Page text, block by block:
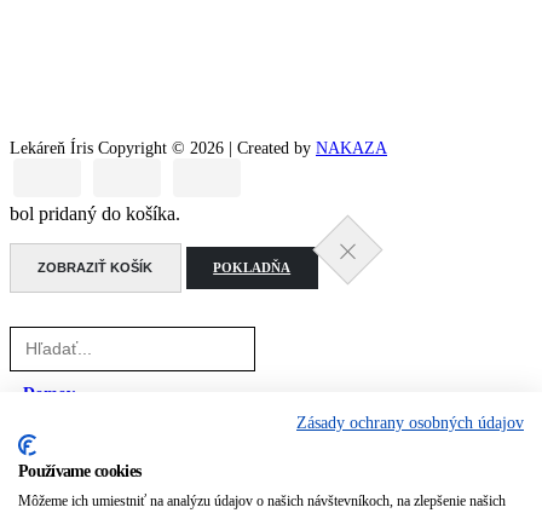
Lekáreň Íris Copyright © 2026 | Created by NAKAZA
bol pridaný do košíka.
ZOBRAZIŤ KOŠÍK POKLADŇA
Domov
E-shop
Osobné konzultácie
Zásady ochrany osobných údajov
Používame cookies
Môžeme ich umiestniť na analýzu údajov o našich návštevníkoch, na zlepšenie našich